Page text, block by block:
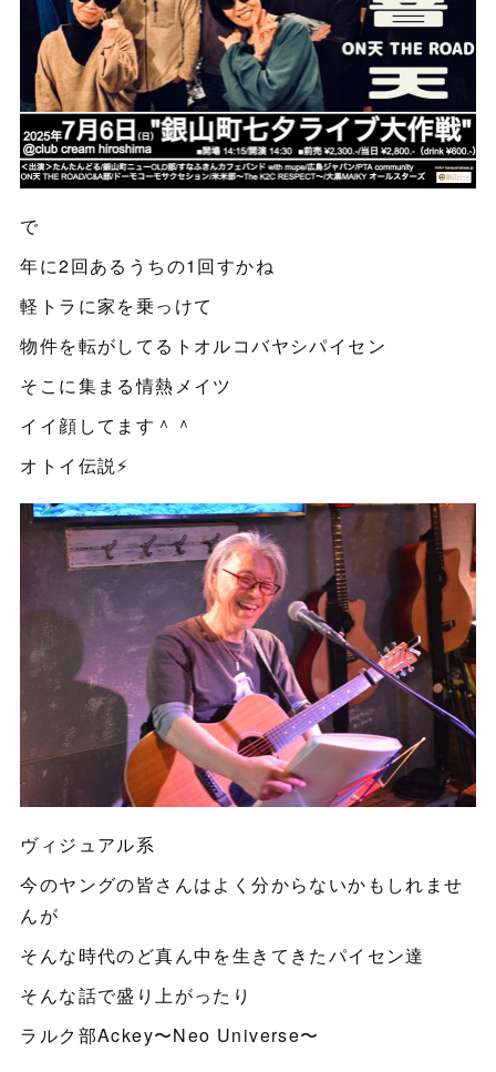
で
年に2回あるうちの1回すかね
軽トラに家を乗っけて
物件を転がしてるトオルコバヤシパイセン
そこに集まる情熱メイツ
イイ顔してます＾＾
オトイ伝説⚡️
ヴィジュアル系
今のヤングの皆さんはよく分からないかもしれませ
んが
そんな時代のど真ん中を生きてきたパイセン達
そんな話で盛り上がったり
ラルク部Ackey〜Neo Universe〜